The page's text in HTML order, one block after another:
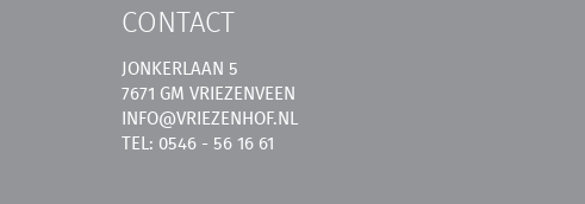
CONTACT
JONKERLAAN 5
7671 GM VRIEZENVEEN
INFO@VRIEZENHOF.NL
TEL: 0546 - 56 16 61